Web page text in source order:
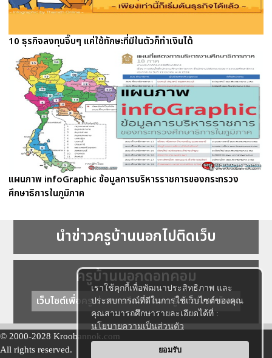
เราใช้คุกกี้เพื่อพัฒนาประสิทธิภาพ และ
ประสบการณ์ที่ดีในการใช้เว็บไซต์ของคุณ
คุณสามารถศึกษารายละเอียดได้ที่ :
นโยบายความเป็นส่วนตัว
ยอมรับ
10 ธุรกิจลงทุนจิ๊บๆ แค่ใช้ทักษะที่มีในตัวก็ทำเงินได้
แผนภาพ infoGraphic ข้อมูลการบริหารราชการของกระทรวง
ศึกษาธิการในภูมิภาค
นำข่าวครูบ้านนอกไปติดเว็บ
ครูบ้านนอกดอทคอม
เว็บไซต์เพื่อครู ข่าวการศึกษา ความรู้ การศึกษาไทย
© 2000-2028 Kroobannok.com
All rights reserved.